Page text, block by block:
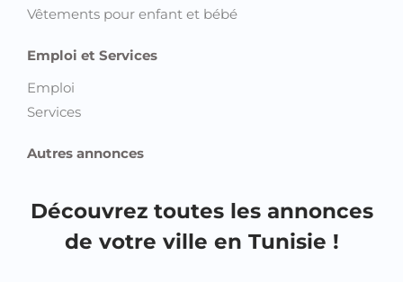
Vêtements pour enfant et bébé
Emploi et Services
Emploi
Services
Autres annonces
Découvrez toutes les annonces
de votre ville en Tunisie !